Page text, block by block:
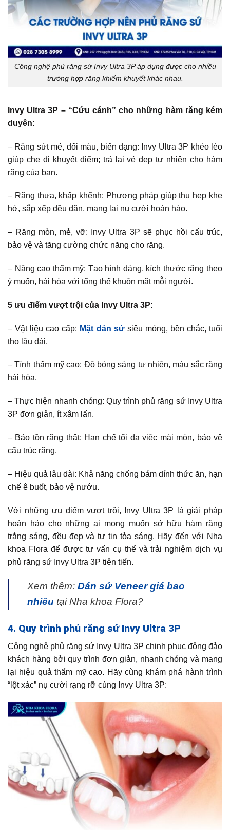
Công nghệ phủ răng sứ Invy Ultra 3P áp dụng được cho nhiều
trường hợp răng khiếm khuyết khác nhau.
Invy Ultra 3P – “Cứu cánh” cho những hàm răng kém
duyên:
– Răng sứt mẻ, đổi màu, biến dạng: Invy Ultra 3P khéo léo
giúp che đi khuyết điểm; trả lại vẻ đẹp tự nhiên cho hàm
răng của bạn.
– Răng thưa, khấp khểnh: Phương pháp giúp thu hẹp khe
hở, sắp xếp đều đặn, mang lại nụ cười hoàn hảo.
– Răng mòn, mẻ, vỡ: Invy Ultra 3P sẽ phục hồi cấu trúc,
bảo vệ và tăng cường chức năng cho răng.
– Nâng cao thẩm mỹ: Tạo hình dáng, kích thước răng theo
ý muốn, hài hòa với tổng thể khuôn mặt mỗi người.
5 ưu điểm vượt trội của Invy Ultra 3P:
– Vật liệu cao cấp: Mặt dán sứsiêu mỏng, bền chắc, tuổi
thọ lâu dài.
– Tính thẩm mỹ cao: Độ bóng sáng tự nhiên, màu sắc răng
hài hòa.
– Thực hiện nhanh chóng: Quy trình phủ răng sứ Invy Ultra
3P đơn giản, ít xâm lấn.
– Bảo tồn răng thật: Hạn chế tối đa việc mài mòn, bảo vệ
cấu trúc răng.
– Hiệu quả lâu dài: Khả năng chống bám dính thức ăn, hạn
chế ê buốt, bảo vệ nướu.
Với những ưu điểm vượt trội, Invy Ultra 3P là giải pháp
hoàn hảo cho những ai mong muốn sở hữu hàm răng
trắng sáng, đều đẹp và tự tin tỏa sáng. Hãy đến với Nha
khoa Flora để được tư vấn cụ thể và trải nghiệm dịch vụ
phủ răng sứ Invy Ultra 3P tiên tiến.
Xem thêm: Dán sứ Veneer giá bao
nhiêu tại Nha khoa Flora?
4. Quy trình phủ răng sứ Invy Ultra 3P
Công nghệ phủ răng sứ Invy Ultra 3P chinh phục đông đảo
khách hàng bởi quy trình đơn giản, nhanh chóng và mang
lại hiệu quả thẩm mỹ cao. Hãy cùng khám phá hành trình
“lột xác” nụ cười rạng rỡ cùng Invy Ultra 3P: